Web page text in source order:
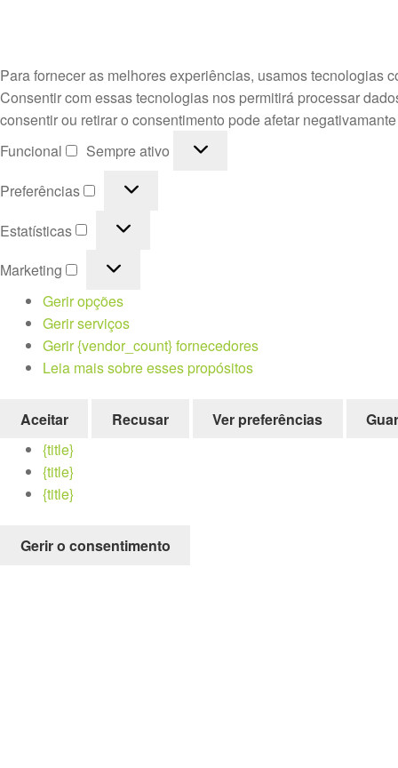
Para fornecer as melhores experiências, usamos tecnologias
Consentir com essas tecnologias nos permitirá processar
consentir ou retirar o consentimento pode afetar
Funcional
Funcional
Sempre ativo
Preferências
Preferências
Estatísticas Estatísticas
Marketing
Marketing
Gerir opções
Gerir serviços
Gerir {vendor_count} fornecedores
Leia mais sobre esses propósitos
Aceitar Recusar Ver preferências
{title}
{title}
{title}
Gerir o consentimento